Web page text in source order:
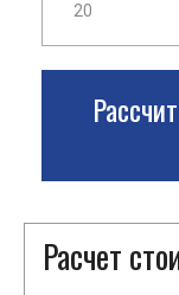
Расчет